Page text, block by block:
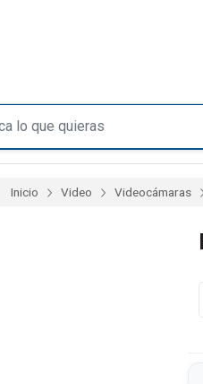
Inicio Video Videocámaras